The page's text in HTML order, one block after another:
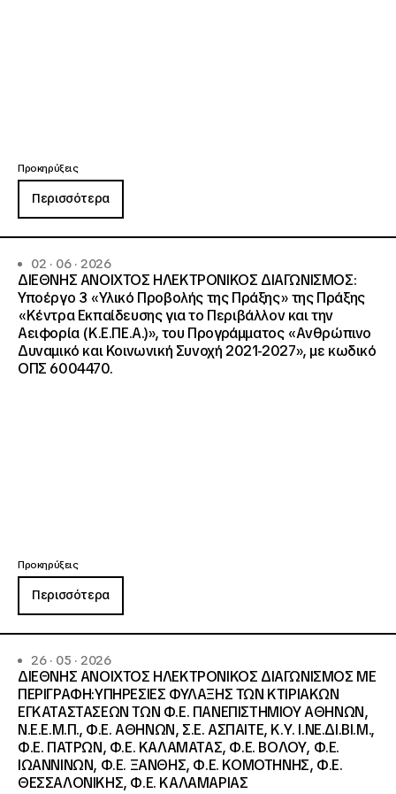
Προκηρύξεις
Περισσότερα
02 · 06 · 2026
ΔΙΕΘΝΗΣ ΑΝΟΙΧΤΟΣ ΗΛΕΚΤΡΟΝΙΚΟΣ ΔΙΑΓΩΝΙΣΜΟΣ:
Υποέργο 3 «Υλικό Προβολής της Πράξης» της Πράξης
«Κέντρα Εκπαίδευσης για το Περιβάλλον και την
Αειφορία (Κ.Ε.ΠΕ.Α.)», του Προγράμματος «Ανθρώπινο
Δυναμικό και Κοινωνική Συνοχή 2021-2027», με κωδικό
ΟΠΣ 6004470.
Προκηρύξεις
Περισσότερα
26 · 05 · 2026
ΔΙΕΘΝΗΣ ΑΝΟΙΧΤΟΣ ΗΛΕΚΤΡΟΝΙΚΟΣ ΔΙΑΓΩΝΙΣΜΟΣ ΜΕ
ΠΕΡΙΓΡΑΦΗ:ΥΠΗΡΕΣΙΕΣ ΦΥΛΑΞΗΣ ΤΩΝ ΚΤΙΡΙΑΚΩΝ
ΕΓΚΑΤΑΣΤΑΣΕΩΝ ΤΩΝ Φ.Ε. ΠΑΝΕΠΙΣΤΗΜΙΟΥ ΑΘΗΝΩΝ,
Ν.Ε.Ε.Μ.Π., Φ.Ε. ΑΘΗΝΩΝ, Σ.Ε. ΑΣΠΑΙΤΕ, Κ.Υ. Ι.ΝΕ.ΔΙ.ΒΙ.Μ.,
Φ.Ε. ΠΑΤΡΩΝ, Φ.Ε. ΚΑΛΑΜΑΤΑΣ, Φ.Ε. ΒΟΛΟΥ, Φ.Ε.
ΙΩΑΝΝΙΝΩΝ, Φ.Ε. ΞΑΝΘΗΣ, Φ.Ε. ΚΟΜΟΤΗΝΗΣ, Φ.Ε.
ΘΕΣΣΑΛΟΝΙΚΗΣ, Φ.Ε. ΚΑΛΑΜΑΡΙΑΣ